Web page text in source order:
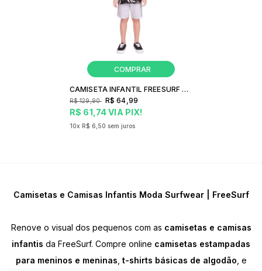
CAMISETA INFANTIL FREESURF LEAVES
R$ 61,74VIA PIX!
R$ 129,90 R$ 64,99
10x R$ 6,50 sem juros
Camisetas e Camisas Infantis Moda Surfwear | FreeSurf
Renove o visual dos pequenos com as camisetas e camisas
infantis da FreeSurf. Compre online camisetas estampadas
para meninos e meninas t-shirts básicas de algodão , e